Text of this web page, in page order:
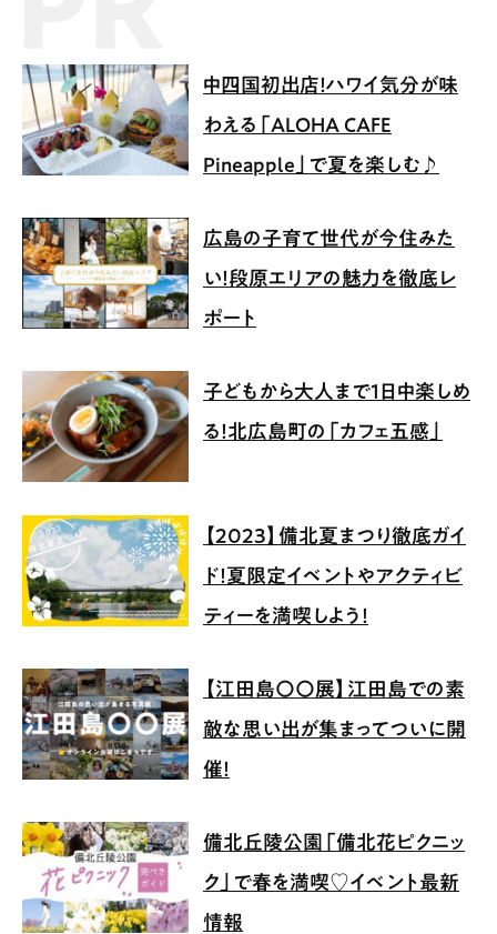
中四国初出店！ハワイ気分が味
わえる「ALOHA CAFE
Pineapple」で夏を楽しむ♪
広島の子育て世代が今住みた
い！段原エリアの魅力を徹底レ
ポート
子どもから大人まで1日中楽しめ
る！北広島町の「カフェ五感」
【2023】備北夏まつり徹底ガイ
ド！夏限定イベントやアクティビ
ティーを満喫しよう！
【江田島〇〇展】江田島での素
敵な思い出が集まってついに開
催！
備北丘陵公園「備北花ピクニッ
ク」で春を満喫♡イベント最新
情報